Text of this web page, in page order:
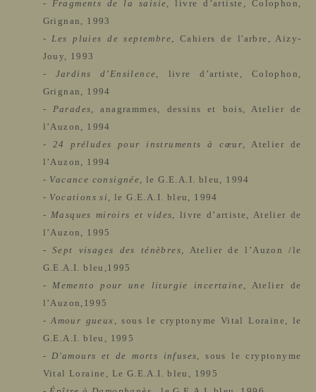
- Fragments de la saisie, livre d’artiste, Colophon,
Grignan, 1993
-Les pluies de septembre, Cahiers de l'arbre, Aizy-
Jouy, 1993
- Jardins d’Ensilence, livre d’artiste, Colophon,
Grignan, 1994
- Parades, anagrammes, dessins et bois, Atelier de
l’Auzon, 1994
- 24 préludes pour instruments à cœur, Atelier de
l’Auzon, 1994
- Vacance consignée, le G.E.A.I. bleu, 1994
- Vocations si , le G.E.A.I. bleu, 1994
- Masques miroirs et vides, livre d’artiste, Atelier de
l’Auzon, 1995
- Sept visages des ténèbres, Atelier de l’Auzon /le
G.E.A.I. bleu,1995
-Memento pour une liturgie incertaine, Atelier de
l’Auzon,1995
-Amour gueux , sous le cryptonyme Vital Loraine, le
G.E.A.I. bleu, 1995
-D'amours et de morts infuses,sous le cryptonyme
Vital Loraine, Le G.E.A.I. bleu, 1995